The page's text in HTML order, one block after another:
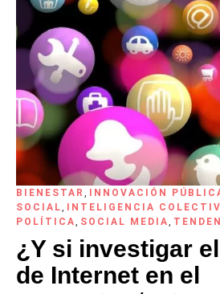
BIENESTAR , INNOVACIÓN
SOCIAL, INTELIGENCIA
POLÍTICA, SOCIAL MEDIA,
¿Y si investigar
de Internet en el